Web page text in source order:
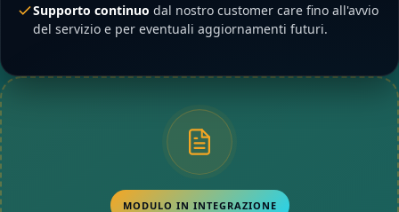
Supporto continuo dal nostro customer care fino all'avvio
del servizio e per eventuali aggiornamenti futuri.
MODULO IN INTEGRAZIONE